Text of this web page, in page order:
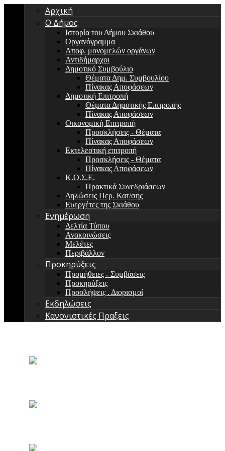
Αρχική
Ο Δήμος
Ιστορία του Δήμου Σκιάθου
Οργανόγραμμα
Αποφ. μονομελών οργάνων
Αντιδήμαρχοι
Δημοτικό Συμβούλιο
Θέματα Δημ. Συμβουλίου
Πίνακας Αποφάσεων
Δημοτική Επιτροπή
Θέματα Δημοτικής Επιτροπής
Πίνακας Αποφάσεων
Οικονομική Επιτροπή
Προσκλήσεις - Θέματα
Πίνακας Αποφάσεων
Εκτελεστική επιτροπή
Προσκλήσεις - Θέματα
Πίνακας Αποφάσεων
Κ.Ο.Σ.Ε.
Πρακτικά Συνεδριάσεων
Δηλώσεις Περ. Κατ/σης
Ευεργέτες της Σκιάθου
Ενημέρωση
Δελτία Τύπου
Ανακοινώσεις
Μελέτες
Περιβάλλον
Προκηρύξεις
Προμήθειες - Συμβάσεις
Προκηρύξεις
Προσλήψεις . Διορισμοί
Εκδηλώσεις
Κανονιστικές Πραξεις